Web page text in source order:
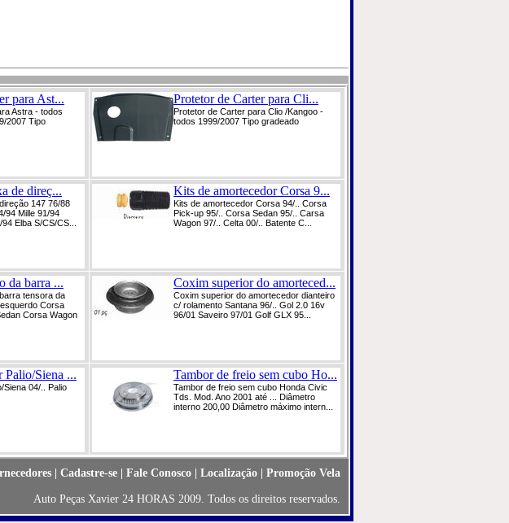
para Ast...
Astra - todos
2007 Tipo
Protetor de Carter para Cli...
Protetor de Carter para Clio /Kangoo -
todos 1999/2007 Tipo gradeado
de direç...
147 76/88
94 Mille 91/94
Elba S/CS/CS...
Kits de amortecedor Corsa 9...
Kits de amortecedor Corsa 94/.. Corsa
Pick-up 95/.. Corsa Sedan 95/.. Carsa
Wagon 97/.. Celta 00/.. Batente C...
da barra ...
tensora da
Corsa
Corsa Wagon
Coxim superior do amorteced...
Coxim superior do amortecedor dianteiro
c/ rolamento Santana 96/.. Gol 2.0 16v
96/01 Saveiro 97/01 Golf GLX 95...
Siena ...
Siena 04/.. Palio
Tambor de freio sem cubo Ho...
Tambor de freio sem cubo Honda Civic
Tds. Mod. Ano 2001 até ... Diâmetro
interno 200,00 Diâmetro máximo intern...
Cadastre-se Fale Conosco Localização Promoção Vela
Auto Peças Xavier 24 HORAS 2009. Todos os direitos reservados.